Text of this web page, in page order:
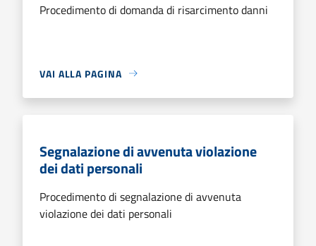
Procedimento di domanda di risarcimento danni
VAI ALLA PAGINA
Segnalazione di avvenuta violazione
dei dati personali
Procedimento di segnalazione di avvenuta
violazione dei dati personali